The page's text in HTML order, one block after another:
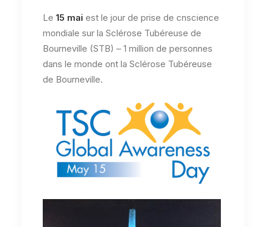
Le 15 mai est le jour de prise de cnscience
mondiale sur la Sclérose Tubéreuse de
Bourneville (STB) – 1 million de personnes
dans le monde ont la Sclérose Tubéreuse
de Bourneville.